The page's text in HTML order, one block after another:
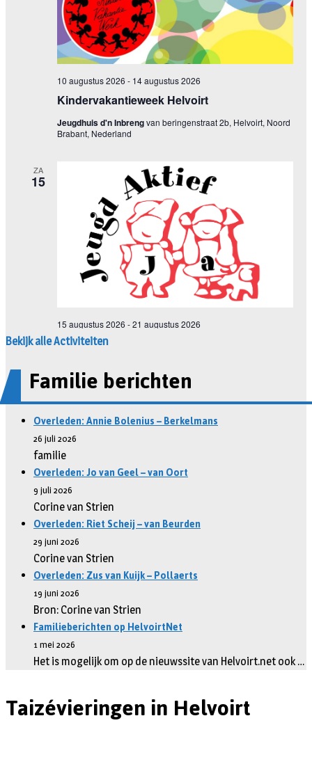
Bekijk alle Activiteiten
Familie berichten
Overleden: Annie Bolenius – Berkelmans
26 juli 2026
familie
Overleden: Jo van Geel – van Oort
9 juli 2026
Corine van Strien
Overleden: Riet Scheij – van Beurden
29 juni 2026
Corine van Strien
Overleden: Zus van Kuijk – Pollaerts
19 juni 2026
Bron: Corine van Strien
Familieberichten op HelvoirtNet
1 mei 2026
Het is mogelijk om op de nieuwssite van Helvoirt.net ook …
Taizévieringen in Helvoirt